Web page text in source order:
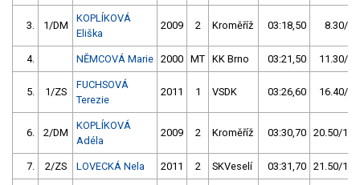
3. 1/DM
KOPLÍKOVÁ
Eliška
2009 2 Kroměříž 03:18,50 8.30/
4. NĚMCOVÁ Marie 2000 MT KK Brno 03:21,50 11.30/
5. 1/ZS
FUCHSOVÁ
Terezie
2011 1 VSDK 03:26,60 16.40/
6. 2/DM
KOPLÍKOVÁ
Adéla
2009 2 Kroměříž 03:30,70 20.50/
7. 2/ZS LOVECKÁ Nela 2011 2 SKVeselí 03:31,70 21.50/